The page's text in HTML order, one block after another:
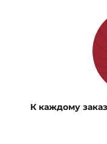
К каждому